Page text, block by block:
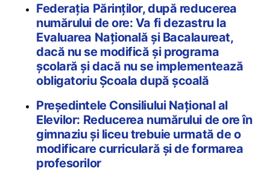
Federația Părinților, după reducerea
numărului de ore: Va fi dezastru la
Evaluarea Națională și Bacalaureat,
dacă nu se modifică și programa
școlară și dacă nu se implementează
obligatoriu Școala după școală
Președintele Consiliului Național al
Elevilor: Reducerea numărului de ore în
gimnaziu și liceu trebuie urmată de o
modificare curriculară și de formarea
profesorilor